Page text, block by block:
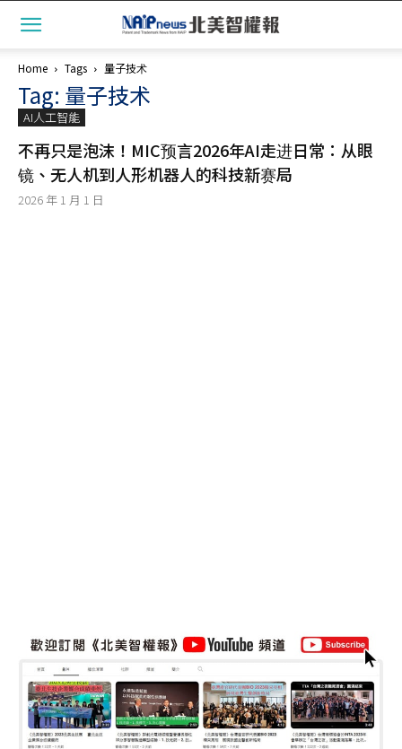
Home Tags 量子技术
Tag: 量子技术
AI人工智能
不再只是泡沫！MIC预言2026年AI走进日常：从眼
镜、无人机到人形机器人的科技新赛局
2026 年 1 月 1 日